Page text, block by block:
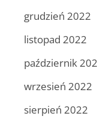
grudzień 2022
listopad 2022
październik
wrzesień 2022
sierpień 2022